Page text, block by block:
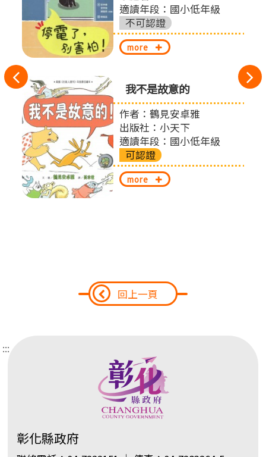
往
左
切
換
適讀年段：國小低年級
不可認證
more
我不是故意的
作者：鶴見安卓雅
出版社：小天下
適讀年段：國小低年級
可認證
more
回上一頁
:::
彰化縣政府